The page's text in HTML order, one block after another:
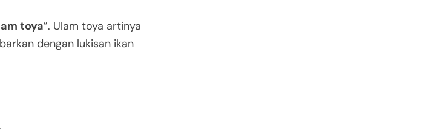
toya”. Ulam toya artinya
dengan lukisan ikan